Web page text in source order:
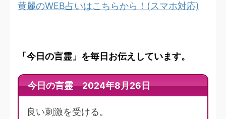
黄麗のWEB占いはこちらから！(スマホ対応)
「今日の言霊」を毎日お伝えしています。
今日の言霊 2024年8月26日
良い刺激を受ける。